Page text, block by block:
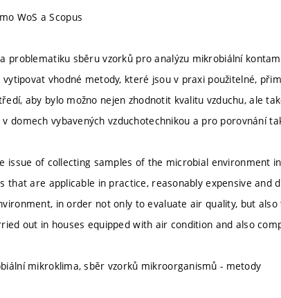
WoS a Scopus
problematiku sběru vzorků pro analýzu mikrobiální
vhodné metody, které jsou v praxi použitelné,
aby bylo možno nejen zhodnotit kvalitu vzduchu, ale
domech vybavených vzduchotechnikou a pro porovnání
issue of collecting samples of the microbial environment
that are applicable in practice, reasonably expensive and
in order not only to evaluate air quality, but
out in houses equipped with air condition and also
mikroklima, sběr vzorků mikroorganismů - metody